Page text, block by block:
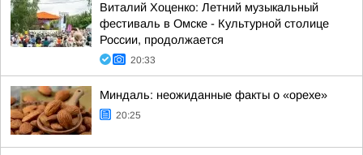
Виталий Хоценко: Летний музыкальный
фестиваль в Омске - Культурной столице
России, продолжается
20:33
Миндаль: неожиданные факты о «орехе»
20:25